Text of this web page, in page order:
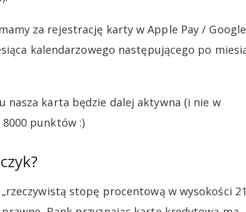
za rejestrację karty w Apple Pay /
kalendarzowego następującego po
nasza karta będzie dalej aktywna (i nie w
punktów :)
stopę procentową w wysokości